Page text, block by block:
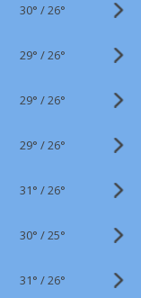
30° /26°
29° /26°
29° /26°
29° /26°
31° /26°
30° /25°
31° /26°